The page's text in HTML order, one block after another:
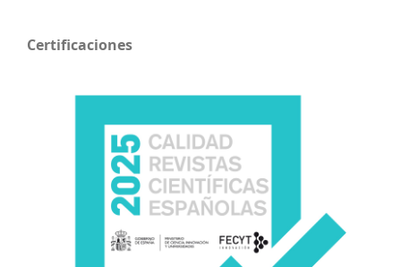
Certificaciones